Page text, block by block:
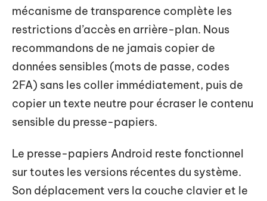
mécanisme de transparence complète les
restrictions d’accès en arrière-plan. Nous
recommandons de ne jamais copier de
données sensibles (mots de passe, codes
2FA) sans les coller immédiatement, puis de
copier un texte neutre pour écraser le contenu
sensible du presse-papiers.
Le presse-papiers Android reste fonctionnel
sur toutes les versions récentes du système.
Son déplacement vers la couche clavier et le